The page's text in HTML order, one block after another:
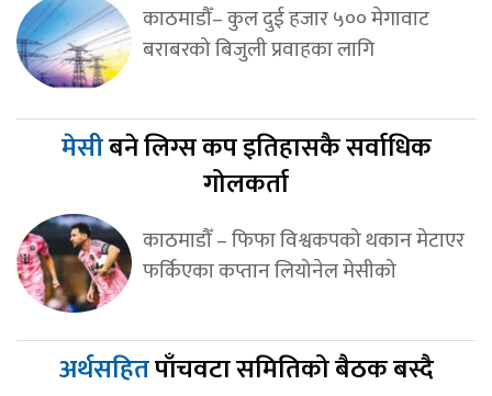
काठमाडौँ– कुल दुई हजार ५०० मेगावाट
बराबरको बिजुली प्रवाहका लागि
मेसीबने लिग्स कप इतिहासकै सर्वाधिक
गोलकर्ता
काठमाडौँ – फिफा विश्वकपको थकान मेटाएर
फर्किएका कप्तान लियोनेल मेसीको
अर्थसहितपाँचवटा समितिको बैठक बस्दै